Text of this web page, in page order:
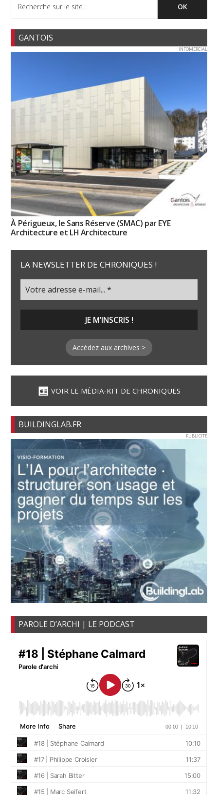
GANTOIS
INFOMERCIAL
À Périgueux, le Sans Réserve (SMAC) par EYE
Architecture et LH Architecture
LA NEWSLETTER DE CHRONIQUES !
Accédez aux archives >
VOIR LE MÉDIA-KIT DE CHRONIQUES
BUILDINGLAB.FR
PUBLICITE
PAROLE D’ARCHI | LE PODCAST